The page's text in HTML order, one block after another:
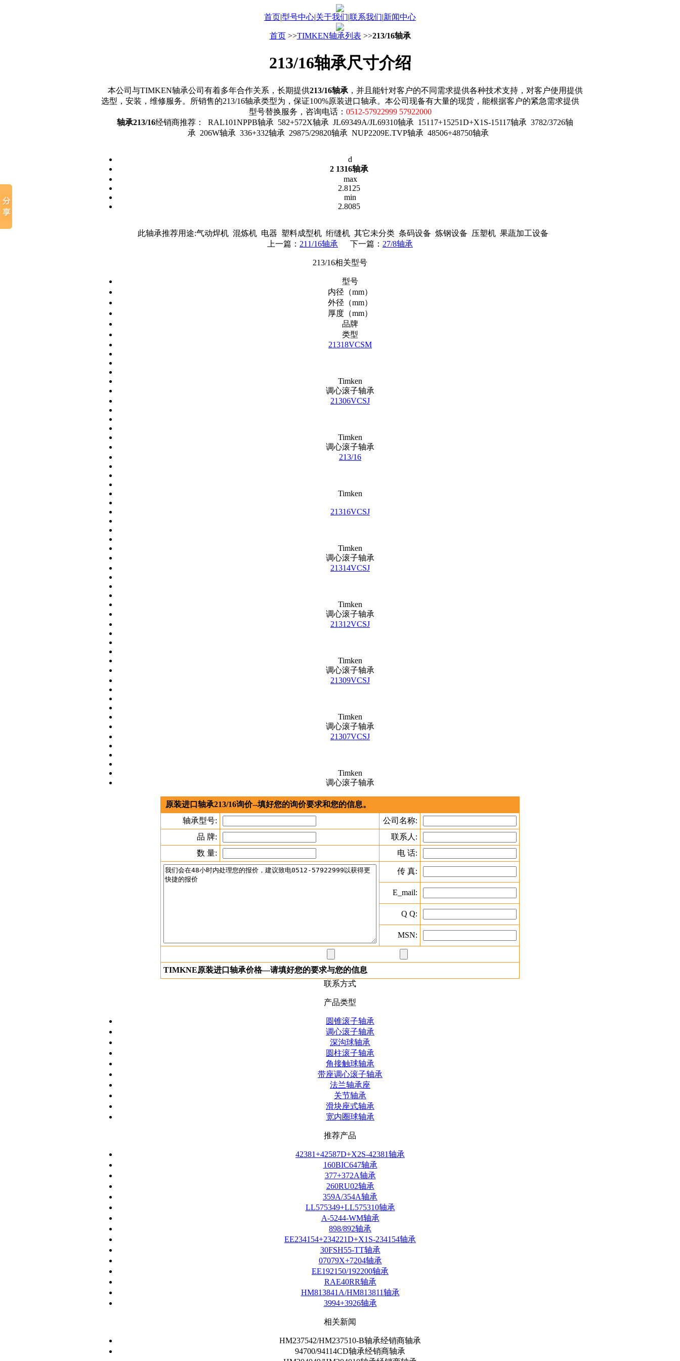
首页|型号中心|关于我们|联系我们|新闻中心
首页>>TIMKEN轴承列表 >>213/16轴承
213/16轴承尺寸介绍
本公司与TIMKEN轴承公司有着多年合作关系，长期提供213/16轴承，并且能针对客户的不同需求提供各种技术支持，对客户使用提供
选型，安装，维修服务。所销售的213/16轴承类型为，保证100%原装进口轴承。本公司现备有大量的现货，能根据客户的紧急需求提供
型号替换服务，咨询电话： 0512-57922999 57922000
轴承213/16经销商推荐： RAL101NPPB轴承 582+572X轴承 JL69349A/JL69310轴承 15117+15251D+X1S-15117轴承 3782/3726轴
承 206W轴承 336+332轴承 29875/29820轴承 NUP2209E.TVP轴承 48506+48750轴承
d
2 1316轴承
max
2.8125
min
2.8085
此轴承推荐用途:气动焊机 混炼机 电器 塑料成型机 绗缝机 其它未分类 条码设备 炼钢设备 压塑机 果蔬加工设备
上一篇： 211/16轴承 下一篇： 27/8轴承
213/16相关型号
型号
内径（mm）
外径（mm）
厚度（mm）
品牌
类型
21318VCSM
Timken
调心滚子轴承
21306VCSJ
Timken
调心滚子轴承
213/16
Timken
21316VCSJ
Timken
调心滚子轴承
21314VCSJ
Timken
调心滚子轴承
21312VCSJ
Timken
调心滚子轴承
21309VCSJ
Timken
调心滚子轴承
21307VCSJ
Timken
调心滚子轴承
原装进口轴承213/16询价--填好您的询价要求和您的信息。
轴承型号:
公司名称:
品 牌:
联系人:
数 量:
电 话:
传 真:
E_mail:
Q Q:
MSN:
TIMKNE原装进口轴承价格—请填好您的要求与您的信息
联系方式
产品类型
圆锥滚子轴承
调心滚子轴承
深沟球轴承
圆柱滚子轴承
角接触球轴承
带座调心滚子轴承
法兰轴承座
关节轴承
滑块座式轴承
宽内圈球轴承
推荐产品
42381+42587D+X2S-42381轴承
160BIC647轴承
377+372A轴承
260RU02轴承
359A/354A轴承
LL575349+LL575310轴承
A-5244-WM轴承
898/892轴承
EE234154+234221D+X1S-234154轴承
30FSH55-TT轴承
07079X+7204轴承
EE192150/192200轴承
RAE40RR轴承
HM813841A/HM813811轴承
3994+3926轴承
相关新闻
HM237542/HM237510-B轴承经销商轴承
94700/94114CD轴承经销商轴承